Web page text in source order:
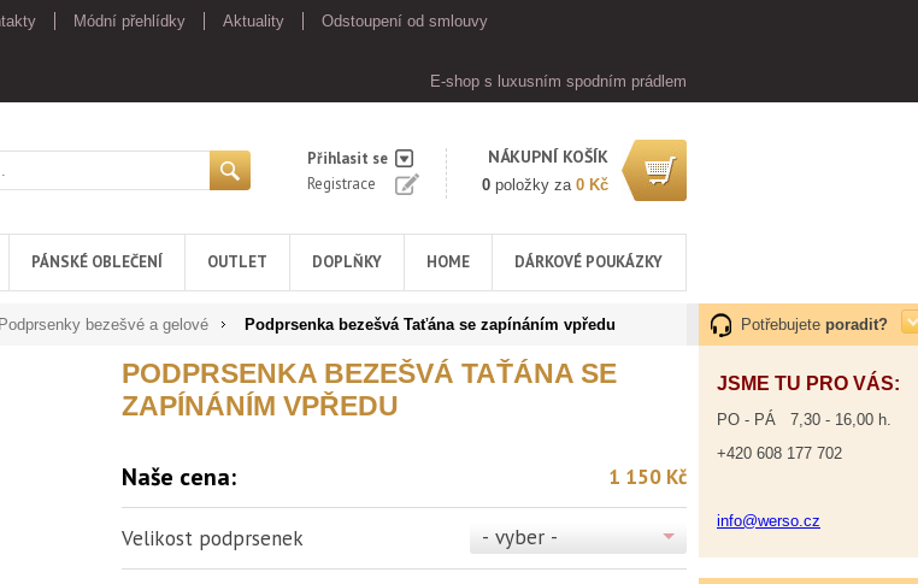
Módní přehlídky Aktuality
Odstoupení od smlouvy
E-shop s luxusním spodním prádlem
Přihlasit se
Registrace
NÁKUPNÍ KOŠÍK
0 položky za 0 Kč
PÁNSKÉ OBLEČENÍ OUTLET DOPLŇKY HOME DÁRKOVÉ POUKÁZKY
Potřebujete poradit?
JSME TU PRO VÁS:
PO - PÁ 7,30 - 16,00 h.
+420 608 177 702
info@werso.cz
Podprsenky bezešvé a gelové Podprsenka bezešvá Taťána se zapínáním vpředu
PODPRSENKA BEZEŠVÁ TAŤÁNA SE
ZAPÍNÁNÍM VPŘEDU
Naše cena: 1 150 Kč
Velikost podprsenek - vyber -